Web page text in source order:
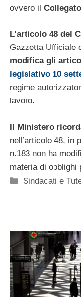
ovvero il
L’articolo 48 del
Gazzetta Ufficiale
modifica gli
legislativo 10
regime
lavoro.
Il Ministero
nell’articolo 48, in
n.183 non ha
materia di obblighi
Categorie
Sindacati e